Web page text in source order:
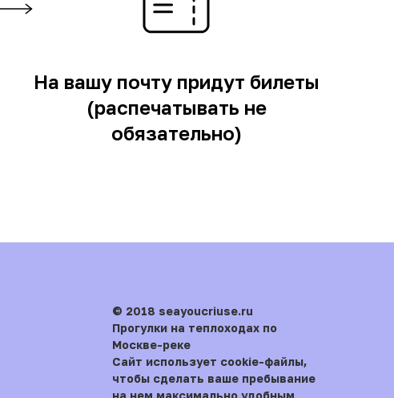
На вашу почту придут билеты
(распечатывать не
обязательно)
© 2018 seayoucriuse.ru
Прогулки на теплоходах по
Москве-реке
Сайт использует cookie-файлы,
чтобы сделать ваше пребывание
на нем максимально удобным